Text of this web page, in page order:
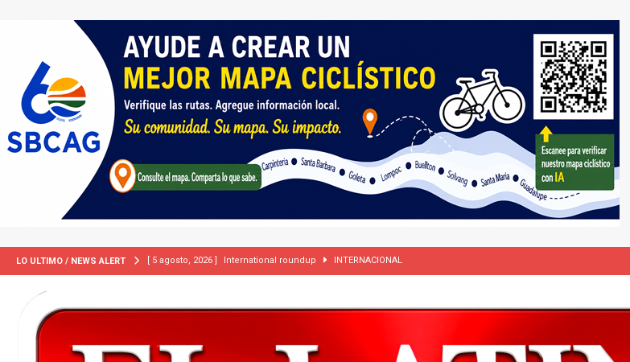
LO ULTIMO / NEWS ALERT [ 5 agosto, 2026 ] International roundup INTERNACIONAL
[ 2 julio, 2024 ] Colombia apaga el ‘efecto Vini’. Brasil 1 – Colombia 1 DEPORTE
Corte Suprema levanta suspensión a ley de Texas que permite a la policía detener a migrantes